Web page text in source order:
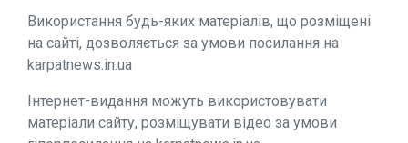
Використання будь-яких матеріалів, що розміщені
на сайті, дозволяється за умови посилання на
karpatnews.in.ua
Інтернет-видання можуть використовувати
матеріали сайту, розміщувати відео за умови